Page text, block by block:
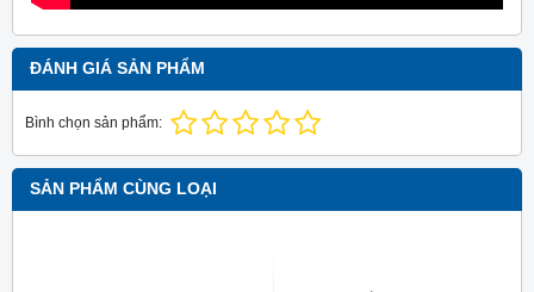
ĐÁNH GIÁ SẢN PHẨM
Bình chọn sản phẩm:
SẢN PHẨM CÙNG LOẠI